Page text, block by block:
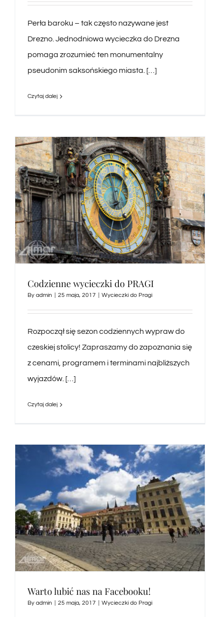
Perła baroku – tak często nazywane jest
Drezno. Jednodniowa wycieczka do Drezna
pomaga zrozumieć ten monumentalny
pseudonim saksońskiego miasta. […]
Czytaj dalej
Codzienne wycieczki do PRAGI
By admin 25 maja, 2017 Wycieczki do Pragi
Rozpoczął się sezon codziennych wypraw do
czeskiej stolicy! Zapraszamy do zapoznania się
z cenami, programem i terminami najbliższych
wyjazdów. […]
Czytaj dalej
Warto lubić nas na Facebooku!
By admin 25 maja, 2017 Wycieczki do Pragi